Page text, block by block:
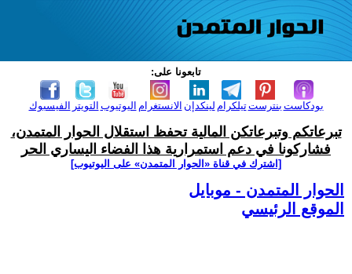
تابعونا على:
الفيسبوك التويتر اليوتيوب الانستغرام لينكدإن تيلكرامبنترست بودكاست
تبرعاتكم وتبرعاتكن المالية تحفظ استقلال الحوار المتمدن،
فشاركونا في دعم استمرارية هذا الفضاء اليساري الحر
[اشترك في قناة ‫«الحوار المتمدن» على اليوتيوب]
الحوار المتمدن - موبايل
الموقع الرئيسي